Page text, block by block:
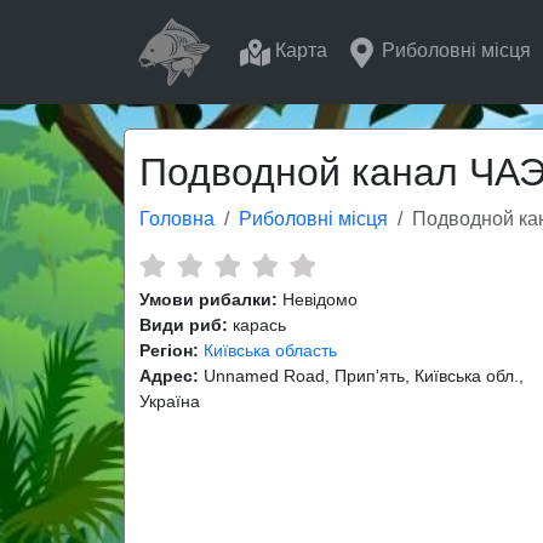
Карта Риболовні місця
Подводной канал
Головна Риболовні місця Подводной
Умови рибалки: Невідомо
Види риб: карась
Регіон: Київська область
Адрес: Unnamed Road, Прип'ять, Київська обл.,
Україна